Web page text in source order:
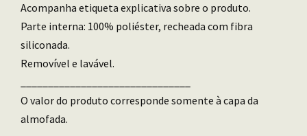
Acompanha etiqueta explicativa sobre o produto.
Parte interna: 100% poliéster, recheada com fibra
siliconada.
Removível e lavável.
O valor do produto corresponde somente à capa da
almofada.